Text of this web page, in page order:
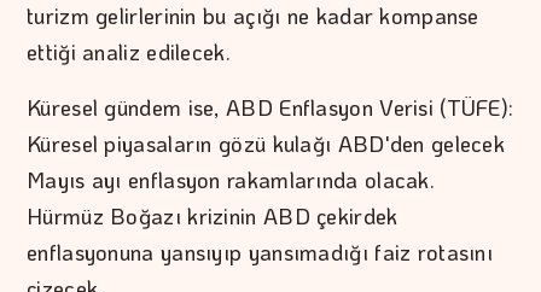
turizm gelirlerinin bu açığı ne kadar kompanse
ettiği analiz edilecek.
Küresel gündem ise, ABD Enflasyon Verisi (TÜFE):
Küresel piyasaların gözü kulağı ABD'den gelecek
Mayıs ayı enflasyon rakamlarında olacak.
Hürmüz Boğazı krizinin ABD çekirdek
enflasyonuna yansıyıp yansımadığı faiz rotasını